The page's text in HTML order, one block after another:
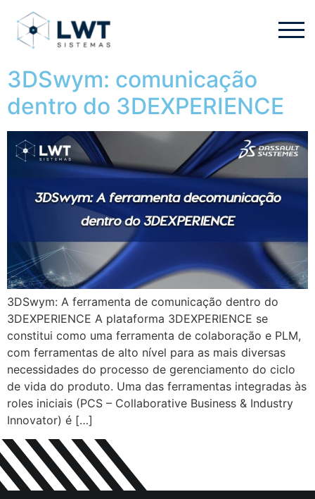
3DSwym: comunicação
dentro do 3DEXPERIENCE
3DSwym: A ferramenta de comunicação dentro do
3DEXPERIENCE A plataforma 3DEXPERIENCE se
constitui como uma ferramenta de colaboração e PLM,
com ferramentas de alto nível para as mais diversas
necessidades do processo de gerenciamento do ciclo
de vida do produto. Uma das ferramentas integradas às
roles iniciais (PCS – Collaborative Business & Industry
Innovator) é […]